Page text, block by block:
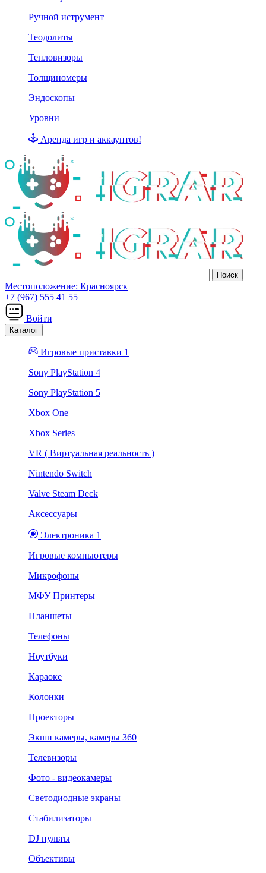
Ручной иструмент
Теодолиты
Тепловизоры
Толщиномеры
Эндоскопы
Уровни
Аренда игр и аккаунтов!
Местоположение: Красноярск
+7 (967) 555 41 55
Войти
Каталог
Игровые приставки 1
Sony PlayStation 4
Sony PlayStation 5
Xbox One
Xbox Series
VR ( Виртуальная реальность )
Nintendo Switch
Valve Steam Deck
Аксессуары
Электроника 1
Игровые компьютеры
Микрофоны
МФУ Принтеры
Планшеты
Телефоны
Ноутбуки
Караоке
Колонки
Проекторы
Экшн камеры, камеры 360
Телевизоры
Фото - видеокамеры
Светодиодные экраны
Стабилизаторы
DJ пульты
Объективы